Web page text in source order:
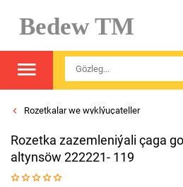
Bedew TM
Rozetkalar we wyklýuçateller
Rozetka zazemleniýali çaga
altynsöw 222221- 119